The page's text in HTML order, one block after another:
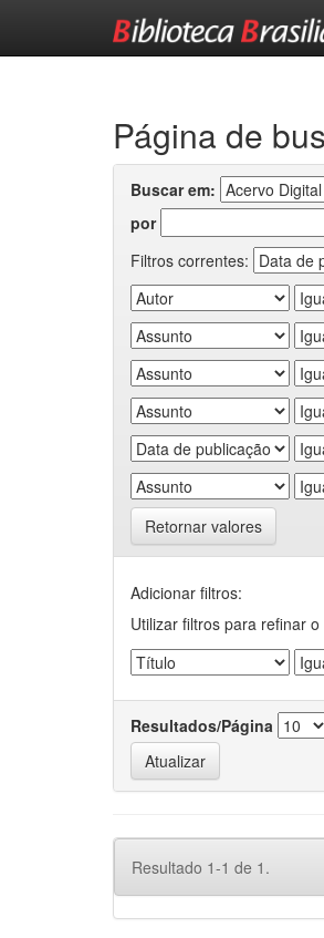
Página de
Buscar em:
por
Filtros correntes:
Retornar valores
Adicionar filtros:
Utilizar filtros para refinar
Resultados/Página
Resultado 1-1 de 1.